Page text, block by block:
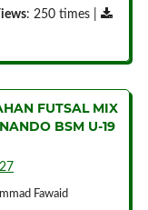
: 250 times |
FUTSAL MIX
BSM U-19
Fawaid